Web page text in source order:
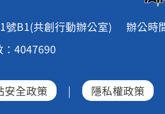
號B1(共創行動辦公室) 辦公時
4047690
安全政策 | 隱私權政策